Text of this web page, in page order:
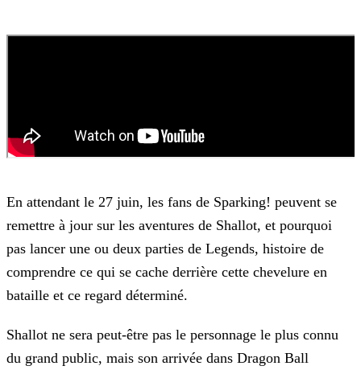
En attendant le 27 juin, les fans de Sparking! peuvent se
remettre à jour sur les aventures de Shallot, et pourquoi
pas lancer une ou deux parties de Legends, histoire de
comprendre ce qui se cache derrière cette chevelure en
bataille et ce regard déterminé.
Shallot ne sera peut-être pas le personnage le plus connu
du grand public, mais son arrivée dans Dragon Ball